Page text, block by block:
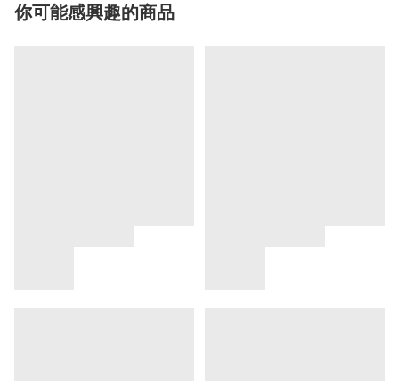
你可能感興趣的商品